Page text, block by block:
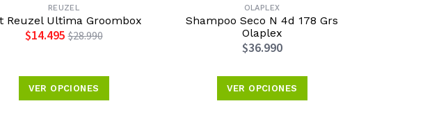
REUZEL
Reuzel Ultima Groombox
$14.495 $28.990
VER OPCIONES
OLAPLEX
Shampoo Seco N 4d 178 Grs
Olaplex
$36.990
VER OPCIONES